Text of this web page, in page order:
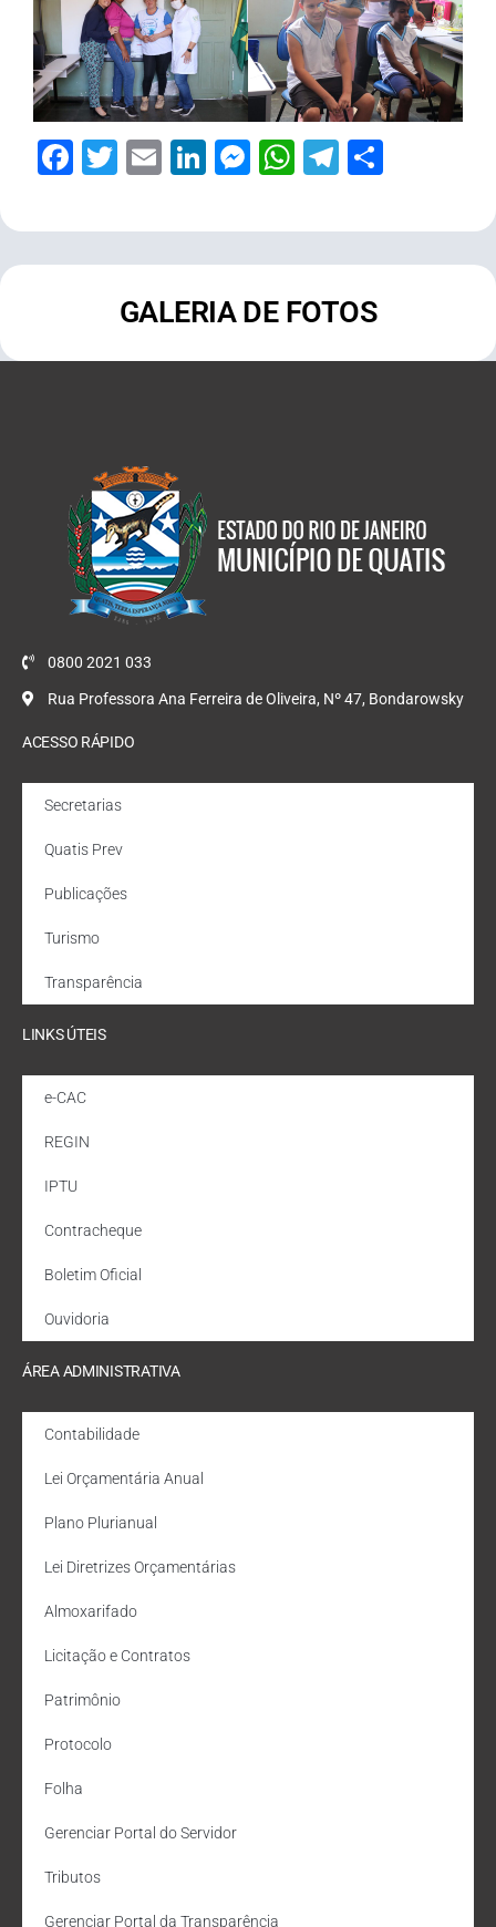
Facebook
Twitter
EmailLinkedIn
Messenger
WhatsApp
Telegram
GALERIA DE FOTOS
0800 2021 033
Rua Professora Ana Ferreira de Oliveira, Nº 47, Bondarowsky
ACESSO RÁPIDO
Secretarias
Quatis Prev
Publicações
Turismo
Transparência
LINKS ÚTEIS
e-CAC
REGIN
IPTU
Contracheque
Boletim Oficial
Ouvidoria
ÁREA ADMINISTRATIVA
Contabilidade
Lei Orçamentária Anual
Plano Plurianual
Lei Diretrizes Orçamentárias
Almoxarifado
Licitação e Contratos
Patrimônio
Protocolo
Folha
Gerenciar Portal do Servidor
Tributos
Gerenciar Portal da Transparência